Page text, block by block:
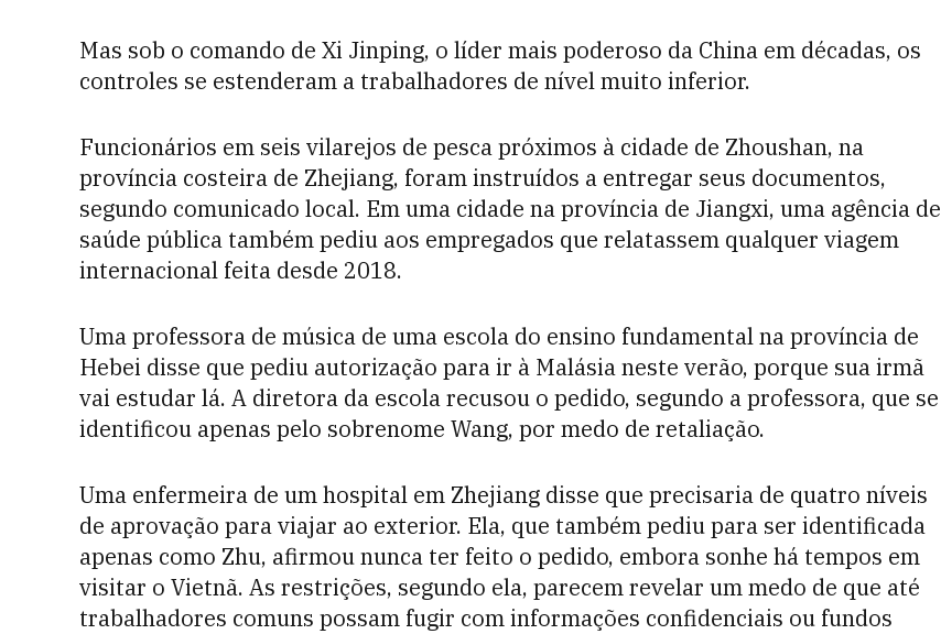
Mas sob o comando de Xi Jinping, o líder mais poderoso da China em décadas, os
controles se estenderam a trabalhadores de nível muito inferior.
Funcionários em seis vilarejos de pesca próximos à cidade de Zhoushan, na
província costeira de Zhejiang, foram instruídos a entregar seus documentos,
segundo comunicado local. Em uma cidade na província de Jiangxi, uma agência de
saúde pública também pediu aos empregados que relatassem qualquer viagem
internacional feita desde 2018.
Uma professora de música de uma escola do ensino fundamental na província de
Hebei disse que pediu autorização para ir à Malásia neste verão, porque sua irmã
vai estudar lá. A diretora da escola recusou o pedido, segundo a professora, que se
identificou apenas pelo sobrenome Wang, por medo de retaliação.
Uma enfermeira de um hospital em Zhejiang disse que precisaria de quatro níveis
de aprovação para viajar ao exterior. Ela, que também pediu para ser identificada
apenas como Zhu, afirmou nunca ter feito o pedido, embora sonhe há tempos em
visitar o Vietnã. As restrições, segundo ela, parecem revelar um medo de que até
trabalhadores comuns possam fugir com informações confidenciais ou fundos